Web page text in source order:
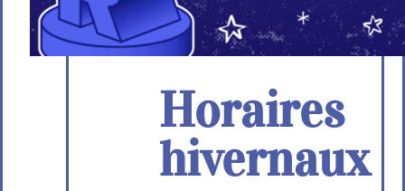
Horaires
hivernaux